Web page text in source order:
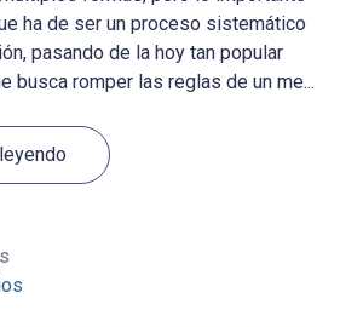
ha de ser un proceso sistemático
pasando de la hoy tan popular
busca romper las reglas de un me...